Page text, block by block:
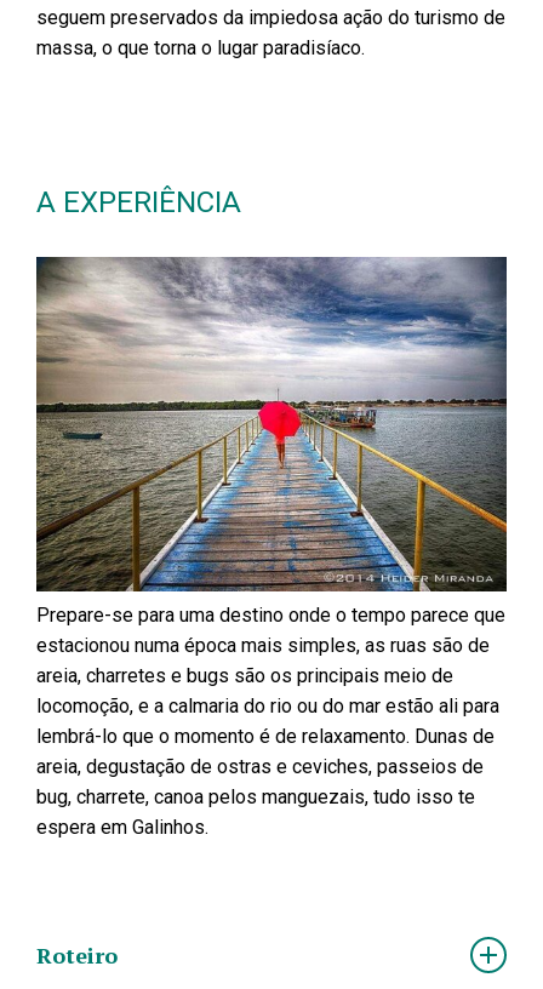
seguem preservados da impiedosa ação do turismo de
massa, o que torna o lugar paradisíaco.
A EXPERIÊNCIA
Prepare-se para uma destino onde o tempo parece que
estacionou numa época mais simples, as ruas são de
areia, charretes e bugs são os principais meio de
locomoção, e a calmaria do rio ou do mar estão ali para
lembrá-lo que o momento é de relaxamento. Dunas de
areia, degustação de ostras e ceviches, passeios de
bug, charrete, canoa pelos manguezais, tudo isso te
espera em Galinhos.
Roteiro